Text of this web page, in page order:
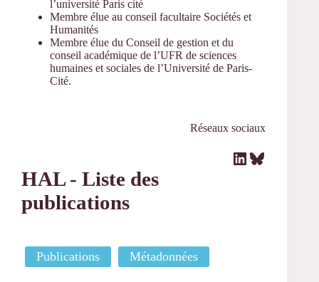
l’université Paris cité
Membre élue au conseil facultaire Sociétés et
Humanités
Membre élue du Conseil de gestion et du
conseil académique de l’UFR de sciences
humaines et sociales de l’Université de Paris-
Cité.
Réseaux sociaux
LinkedIn Bluesky
HAL - Liste des
publications
Publications Métadonnées